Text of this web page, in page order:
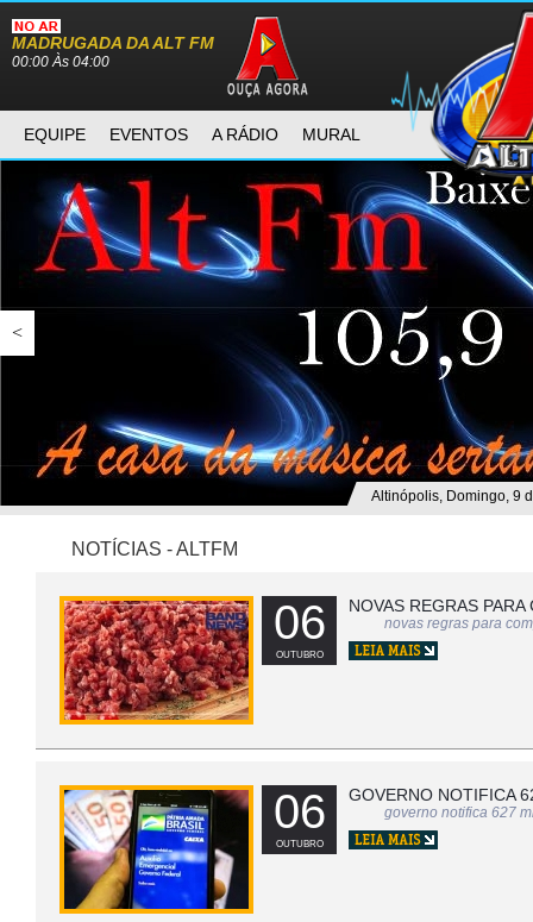
MADRUGADA DA ALT FM
00:00 Às 04:00
EQUIPE EVENTOS A RÁDIO MURAL
<
Altinópolis, Domingo, 9
NOTÍCIAS - ALTFM
06
OUTUBRO
NOVAS REGRAS
novas regras para
06
OUTUBRO
GOVERNO NOTIFICA
governo notifica 627